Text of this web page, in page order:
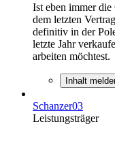
Ist eben immer
dem letzten
definitiv in der
letzte Jahr
arbeiten möchtest.
Inhalt
Schanzer03
Leistungsträger